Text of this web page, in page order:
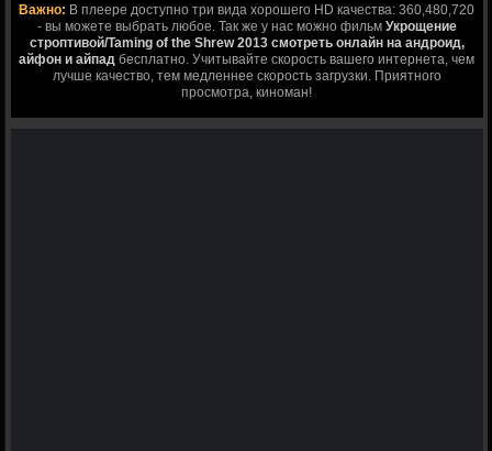
Важно: В плеере доступно три вида хорошего HD качества: 360,480,720
- вы можете выбрать любое. Так же у нас можно фильм Укрощение
строптивой/Taming of the Shrew 2013 смотреть онлайн на андроид,
айфон и айпад бесплатно. Учитывайте скорость вашего интернета, чем
лучше качество, тем медленнее скорость загрузки. Приятного
просмотра, киноман!